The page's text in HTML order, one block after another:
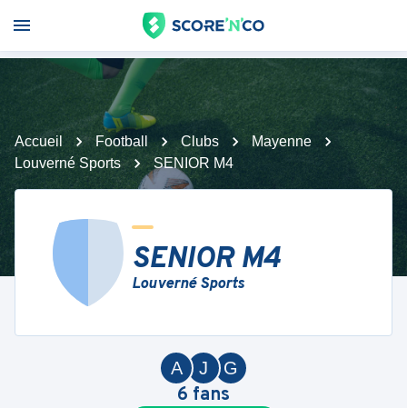
Accueil Football Clubs
Mayenne
Louverné Sports
SENIOR M4
SENIOR M4
Louverné Sports
G
J
A
6 fans